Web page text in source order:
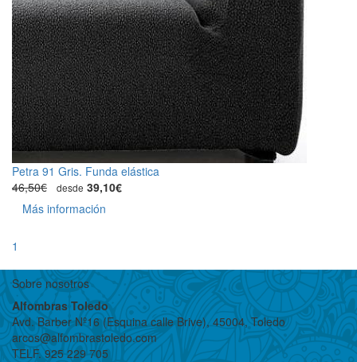
Petra 91 Gris. Funda elástica
46,50€
desde 39,10€
Más información
1
Sobre nosotros
Alfombras Toledo
Avd. Barber Nº16 (Esquina calle Brive), 45004, Toledo
arcos@alfombrastoledo.com
TELF. 925 229 705